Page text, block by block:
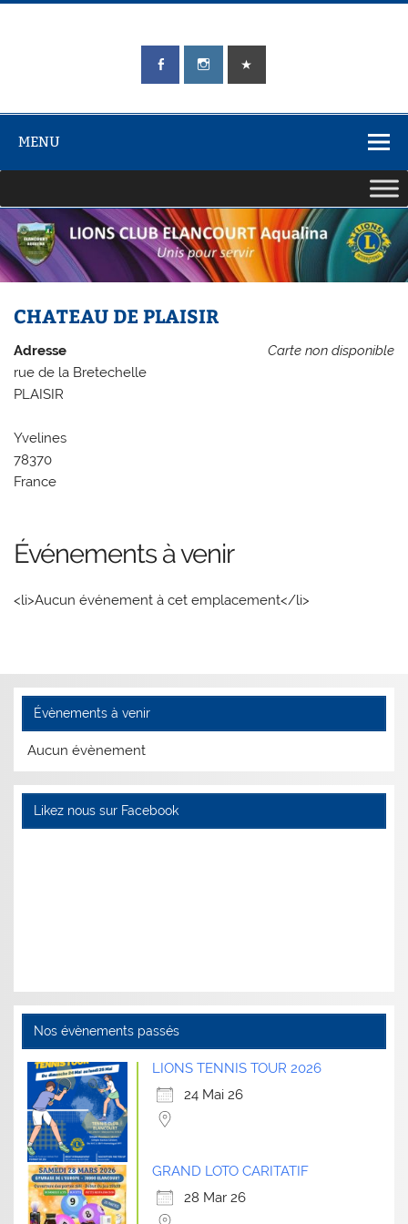
Skip
LIONS CLUB
ÉLANCOURT
MENU
CHATEAU DE PLAISIR
Carte non disponible
Adresse
rue de la Bretechelle
PLAISIR
Yvelines
78370
France
Événements à venir
<li>Aucun événement à cet emplacement</li>
Évènements à venir
Aucun évènement
Likez nous sur Facebook
Nos évènements passés
LIONS TENNIS TOUR 2026
24 Mai 26
GRAND LOTO CARITATIF
28 Mar 26